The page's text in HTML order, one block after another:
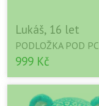
Lukáš, 16 let
PODLOŽKA POD PC
999 Kč